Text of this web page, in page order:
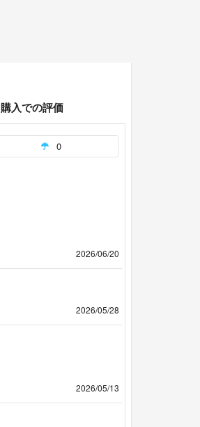
購入での評価
0
2026/06/20
2026/05/28
2026/05/13